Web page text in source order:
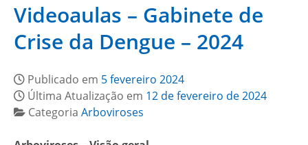
Videoaulas – Gabinete de
Crise da Dengue – 2024
Publicado em 5 fevereiro 2024
Última Atualização em 12 de fevereiro de 2024
Categoria Arboviroses